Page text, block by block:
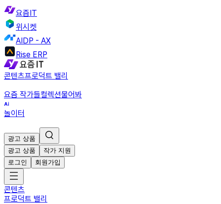
요즘IT
위시켓
AIDP - AX
Rise ERP
콘텐츠프로덕트 밸리
요즘 작가들컬렉션물어봐
놀이터
광고 상품
광고 상품
작가 지원
로그인
회원가입
콘텐츠
프로덕트 밸리